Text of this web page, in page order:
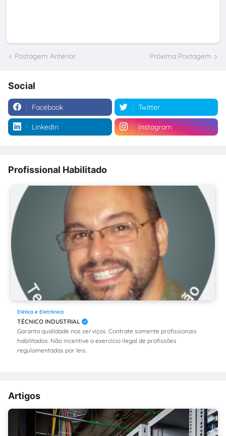
Postagem Anterior Próxima Postagem
Social
Facebook Twitter
LinkedIn Instagram
Profissional Habilitado
Elética e Eletrônica
TÉCNICO INDUSTRIAL
Garanta qualidade nos serviços. Contrate somente profissionais
habilitados. Não incentive o exercício ilegal de profissões
regulamentadas por leis.
Artigos